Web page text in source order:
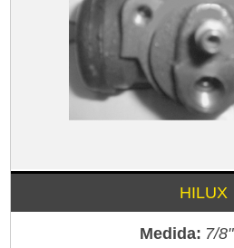
HILUX
Medida: 7/8"